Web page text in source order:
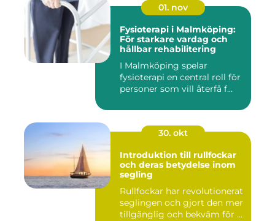
01. nov
Fysioterapi i Malmköping:
För starkare vardag och
hållbar rehabilitering
I Malmköping spelar
fysioterapi en central roll för
personer som vill återfå f...
30. okt
Introduktion till rullfockar
och deras betydelse inom
segling
Rullfockar har revolutionerat
seglingen och gjort den mer
tillgänglig och bekväm för ...